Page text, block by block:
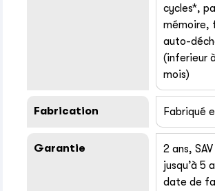
cycles*,
mémoire,
auto-
(inferieur
mois)
Fabrication Fabriqué
Garantie
2 ans,
jusqu’à 5
date de